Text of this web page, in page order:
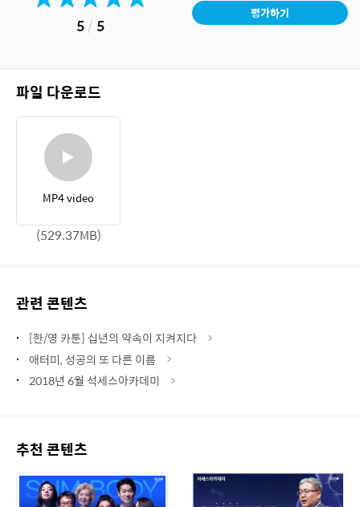
5/ 5
평가하기
파일 다운로드
MP4 video
(529.37MB)
관련 콘텐츠
[한/영 카툰] 십년의 약속이 지켜지다
애터미, 성공의 또 다른 이름
2018년 6월 석세스아카데미
추천 콘텐츠